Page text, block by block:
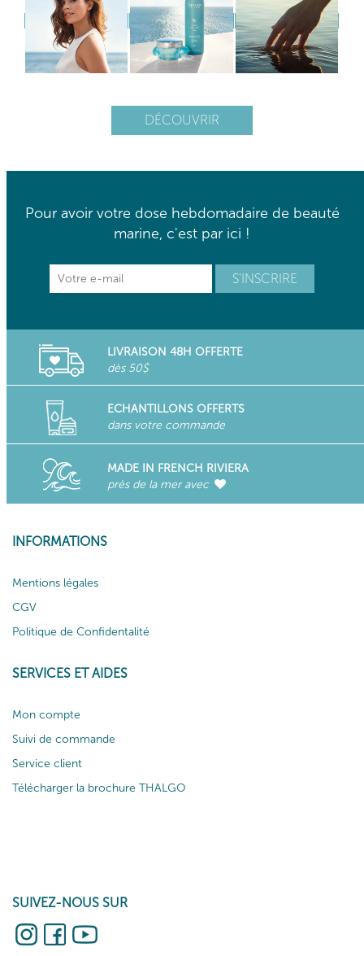
DÉCOUVRIR
Pour avoir votre dose hebdomadaire de beauté
marine, c'est par ici !
LIVRAISON 48H OFFERTE
dès 50$
ECHANTILLONS OFFERTS
dans votre commande
MADE IN FRENCH RIVIERA
près de la mer avec
INFORMATIONS
Mentions légales
CGV
Politique de Confidentalité
SERVICES ET AIDES
Mon compte
Suivi de commande
Service client
Télécharger la brochure THALGO
SUIVEZ-NOUS SUR